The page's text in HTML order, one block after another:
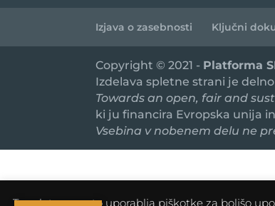
Izjava o zasebnosti Ključni
Copyright © 2021 - Platforma
Izdelava spletne strani je
Towards an open, fair and
ki ju financira Evropska unija
Vsebina v nobenem delu ne
To spletno mesto uporablja piškotke za boljšo